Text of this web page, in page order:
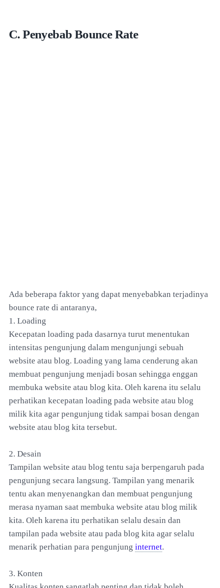
C. Penyebab Bounce Rate
Ada beberapa faktor yang dapat menyebabkan terjadinya
bounce rate di antaranya,
1. Loading
Kecepatan loading pada dasarnya turut menentukan
intensitas pengunjung dalam mengunjungi sebuah
website atau blog. Loading yang lama cenderung akan
membuat pengunjung menjadi bosan sehingga enggan
membuka website atau blog kita. Oleh karena itu selalu
perhatikan kecepatan loading pada website atau blog
milik kita agar pengunjung tidak sampai bosan dengan
website atau blog kita tersebut.
2. Desain
Tampilan website atau blog tentu saja berpengaruh pada
pengunjung secara langsung. Tampilan yang menarik
tentu akan menyenangkan dan membuat pengunjung
merasa nyaman saat membuka website atau blog milik
kita. Oleh karena itu perhatikan selalu desain dan
tampilan pada website atau pada blog kita agar selalu
menarik perhatian para pengunjung internet.
3. Konten